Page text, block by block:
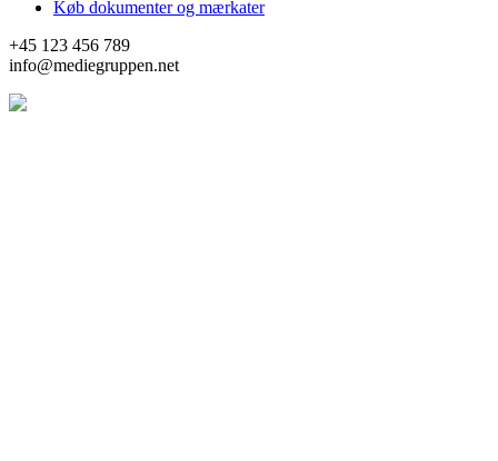
Køb dokumenter og mærkater
+45 123 456 789
info@mediegruppen.net